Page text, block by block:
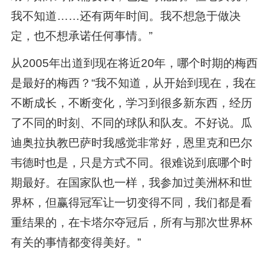
我不知道……还有两年时间。我不想急于做决
定，也不想承诺任何事情。”
从2005年出道到现在将近20年，哪个时期的梅西
是最好的梅西？“我不知道，从开始到现在，我在
不断成长，不断变化，学习到很多新东西，经历
了不同的时刻、不同的球队和队友。不好说。瓜
迪奥拉执教巴萨时我感觉非常好，恩里克和巴尔
韦德时也是，只是方式不同。很难说到底哪个时
期最好。在国家队也一样，我参加过美洲杯和世
界杯，但赢得冠军让一切变得不同，我们都是看
重结果的，在卡塔尔夺冠后，所有与那次世界杯
有关的事情都变得美好。”